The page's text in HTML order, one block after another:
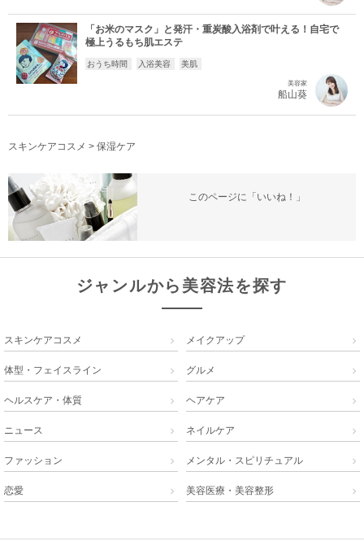
「お米のマスク」と発汗・重炭酸入浴剤で叶える！自宅で
極上うるもち肌エステ
おうち時間 入浴美容 美肌
美容家
船山葵
スキンケアコスメ > 保湿ケア
このページに「いいね！」
ジャンルから美容法を探す
スキンケアコスメ  メイクアップ 
体型・フェイスライン  グルメ 
ヘルスケア・体質  ヘアケア 
ニュース  ネイルケア 
ファッション  メンタル・スピリチュアル 
恋愛  美容医療・美容整形 